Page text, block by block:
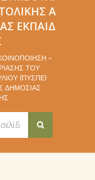
Α
ΕΚΠΑΊΔ
–
ΤΟΥ
(ΠΥΣΠΕ)
ΔΗΜΌΣΙΑΣ